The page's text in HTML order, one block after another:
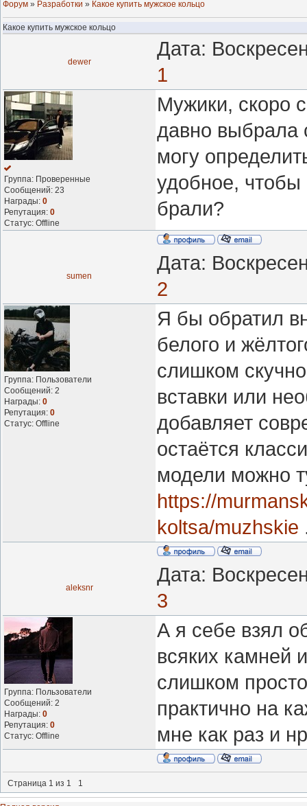
Форум » Разработки » Какое купить мужское кольцо
Какое купить мужское кольцо
dewer
Дата:
1
Группа: Проверенные
Сообщений: 23
Награды: 0
Репутация: 0
Статус: Offline
Мужики, скоро
давно выбрала
могу
удобное, чтобы
брали?
sumen
Дата:
2
Группа: Пользователи
Сообщений: 2
Награды: 0
Репутация: 0
Статус: Offline
Я бы обратил
белого и
слишком
вставки или
добавляет
остаётся
модели можно
https://
koltsa/muzhskie
aleksnr
Дата:
3
Группа: Пользователи
Сообщений: 2
Награды: 0
Репутация: 0
Статус: Offline
А я себе взял
всяких камней
слишком
практично на
мне как раз и
Страница 1 из 1 1